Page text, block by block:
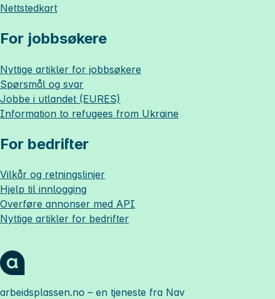
Nettstedkart
For jobbsøkere
Nyttige artikler for jobbsøkere
Spørsmål og svar
Jobbe i utlandet (EURES)
Information to refugees from Ukraine
For bedrifter
Vilkår og retningslinjer
Hjelp til innlogging
Overføre annonser med API
Nyttige artikler for bedrifter
arbeidsplassen.no – en tjeneste fra Nav